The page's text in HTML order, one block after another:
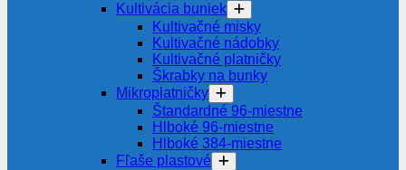
Kultivácia buniek
Kultivačné misky
Kultivačné nádobky
Kultivačné platničky
Škrabky na bunky
Mikroplatničky
Štandardné 96-miestne
Hlboké 96-miestne
Hlboké 384-miestne
Fľaše plastové